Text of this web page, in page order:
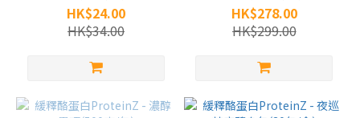
HK$24.00
HK$34.00
HK$278.00
HK$299.00